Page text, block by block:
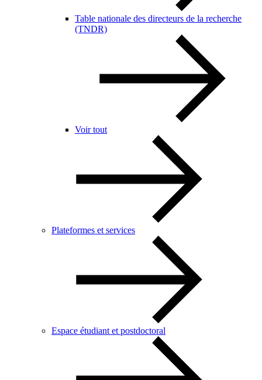
Table nationale des directeurs de la recherche
(TNDR)
Voir tout
Plateformes et services
Espace étudiant et postdoctoral